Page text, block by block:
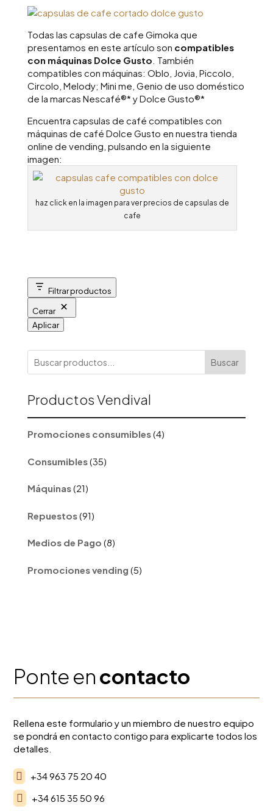
Todas las capsulas de cafe Gimoka que
presentamos en este artículo son compatibles
con máquinas Dolce Gusto . También
compatibles con máquinas: Oblo, Jovia, Piccolo,
Circolo, Melody; Mini me, Genio de uso doméstico
de la marcas Nescafé®* y Dolce Gusto®*
Encuentra capsulas de café compatibles con
máquinas de café Dolce Gusto en nuestra tienda
online de vending, pulsando en la siguiente
imagen:
haz click en la imagen para ver precios de capsulas de
cafe
Filtrar productos
Cerrar
Aplicar
Buscar
Productos Vendival
Promociones consumibles 44
productos
Consumibles 35
productos
Máquinas 2121
productos
Repuestos 91
productos
Medios de Pago 88
productos
Promociones vending 5
productos
Ponte encontacto
Rellena este formulario y un miembro de nuestro equipo
se pondrá en contacto contigo para explicarte todos los
detalles.
 +34 963 75 20 40
 +34 615 35 50 96